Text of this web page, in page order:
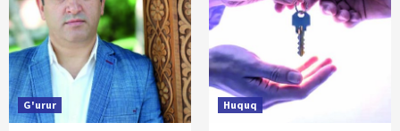
G'urur Huquq